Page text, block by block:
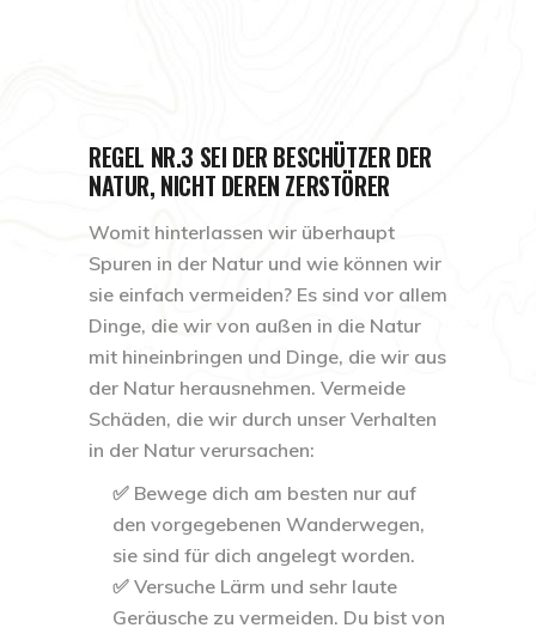
REGEL NR.3 SEI DER BESCHÜTZER DER
NATUR, NICHT DEREN ZERSTÖRER
Womit hinterlassen wir überhaupt
Spuren in der Natur und wie können wir
sie einfach vermeiden? Es sind vor allem
Dinge, die wir von außen in die Natur
mit hineinbringen und Dinge, die wir aus
der Natur herausnehmen. Vermeide
Schäden, die wir durch unser Verhalten
in der Natur verursachen:
✅ Bewege dich am besten nur auf
den vorgegebenen Wanderwegen,
sie sind für dich angelegt worden.
✅ Versuche Lärm und sehr laute
Geräusche zu vermeiden. Du bist von